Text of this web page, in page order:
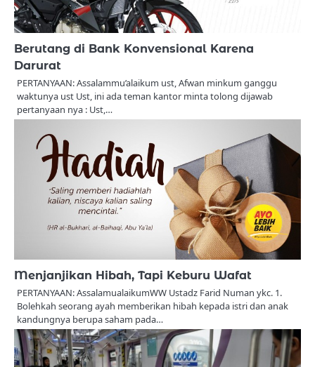
Berutang di Bank Konvensional Karena
Darurat
PERTANYAAN: Assalammu’alaikum ust, Afwan minkum ganggu
waktunya ust Ust, ini ada teman kantor minta tolong dijawab
pertanyaan nya : Ust,…
Menjanjikan Hibah, Tapi Keburu Wafat
PERTANYAAN: AssalamualaikumWW Ustadz Farid Numan ykc. 1.
Bolehkah seorang ayah memberikan hibah kepada istri dan anak
kandungnya berupa saham pada…